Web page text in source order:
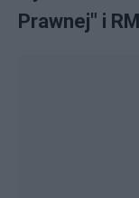
Prawnej" i